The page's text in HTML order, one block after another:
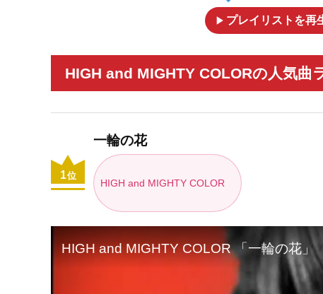
play_arrow プレイリストを再
HIGH and MIGHTY COLORの人気曲
一輪の花
HIGH and MIGHTY COLOR
1位
HIGH and MIGHTY COLOR 「一輪の花」